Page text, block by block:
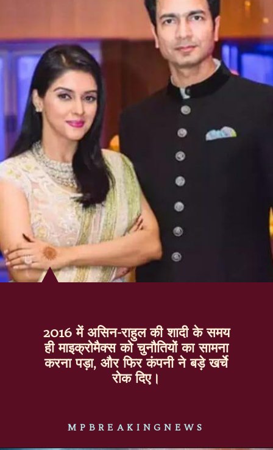
MPBREAKINGNEWS
2016 में असिन-राहुल की शादी के समय
ही माइक्रोमैक्स को चुनौतियों का सामना
करना पड़ा, और फिर कंपनी ने बड़े खर्चे
रोक दिए।